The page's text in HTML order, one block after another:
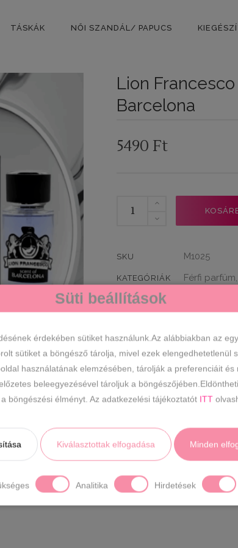
TÁSKÁK NŐI SZANDÁL/ PAPUCS
Lion
Barcelona
5490 Ft
Francesco
Barcelona
mennyiség
SKU M1025
KATEGÓRIÁK Férfi parfüm
CÍMKÉK
Barcelona Férfi Eau de
ütközése a parfümben, egy
mint egy csodálatos tengeri
Fás,Vizes
FEJILLAT:Grapefruit,
ALAPILLAT: Borostyán,
Süti beállítások
érdekében sütiket használunk.Az alábbiakban az
sütiket a böngésző tárolja, mivel ezek elengedhetetlenül
használatának elemzésében, tárolják a preferenciáit
beleegyezésével tároljuk a
böngészési élményt. Az adatkezelési tájékoztatót ITT
Kiválasztottak elfogadása Minden
Analitika Hirdetések